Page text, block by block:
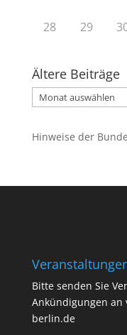
28 29
Ältere Beiträge
Ältere
Beiträge
Hinweise der
Bitte senden Sie
Ankündigungen an
berlin.de